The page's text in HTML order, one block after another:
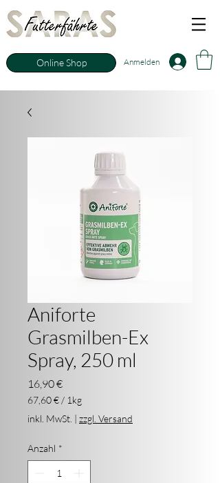
Anmelden
Online Shop
Aniforte
Grasmilben-Ex
Spray, 250 ml
16,90 €Preis
67,60 € / 1kg
67,60 €
pro
Kilogramm
inkl. MwSt. | zzgl. Versand
Anzahl *